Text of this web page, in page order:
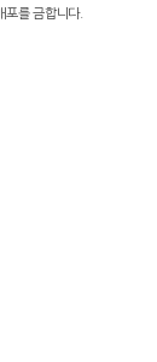
포를 금합니다.